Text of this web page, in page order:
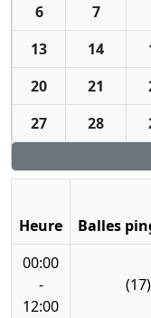
6
7
13
14
20
21
27
28
Heure Balles
00:00
-
12:00
(17)